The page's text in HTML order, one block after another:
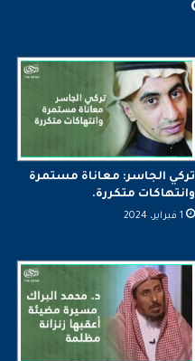
تركي الجاسر: معاناة مستمرة
وانتهاكات متكررة.
1 فبراير، 2024